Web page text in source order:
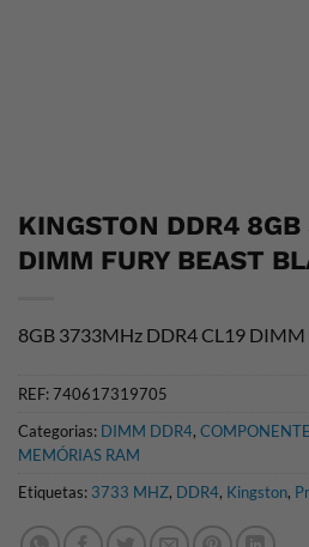
KINGSTON DDR4
DIMM FURY BEAST
8GB 3733MHz DDR4 CL19 DIMM
REF:740617319705
Categorias: DIMM DDR4,
MEMÓRIAS RAM
Etiquetas: 3733 MHZ, DDR4, Kingston,